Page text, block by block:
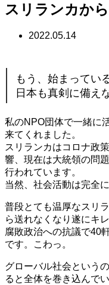
スリランカか
2022.05.14
もう、始まってい
日本も真剣に備え
私のNPO団体で一緒に
来てくれました。
スリランカはコロナ政
響、現在は大統領の問
行われています。
当然、社会活動は完全
普段とても温厚なスリ
ら送れなくなり遂にキ
腐敗政治への抗議で40
です。こわっ。
グローバル社会という
ると全体を巻き込んで